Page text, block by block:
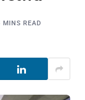
MINS READ